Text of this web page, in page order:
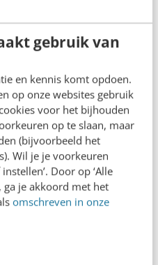
gebruik van
en kennis komt opdoen.
op onze websites gebruik
voor het bijhouden
op te slaan, maar
(bijvoorbeeld het
Wil je je voorkeuren
Door op ‘Alle
ga je akkoord met het
omschreven in onze